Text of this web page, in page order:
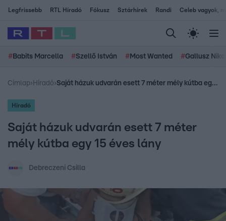
Legfrissebb RTL Híradó Fókusz Sztárhírek Randi Celeb vagyok,
# Babits Marcella #Szellő István # Most Wanted #Gallusz
Címlap› Híradó› Saját házuk udvarán esett 7 méter mély kútba egy 15 éves lány
Híradó
Saját házuk udvarán esett 7 méter
mély kútba egy 15 éves lány
Debreczeni Csilla